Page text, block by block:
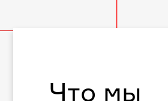
Что мы